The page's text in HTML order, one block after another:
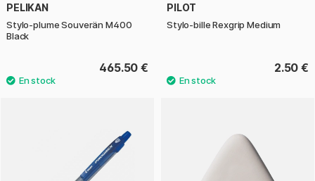
PELIKAN
Stylo-plume Souverän M400
Black
465.50 €
PILOT
Stylo-bille Rexgrip Medium
2.50 €